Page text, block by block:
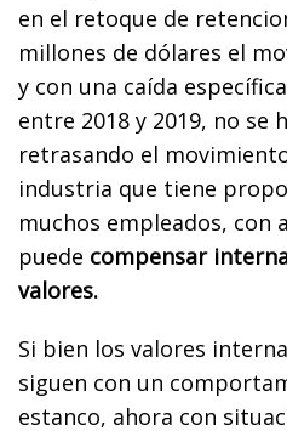
en el retoque de
millones de dólares el
y con una caída
entre 2018 y 2019, no se
retrasando el
industria que tiene
muchos empleados, con
puede compensar
valores.
Si bien los valores
siguen con un
estanco, ahora con